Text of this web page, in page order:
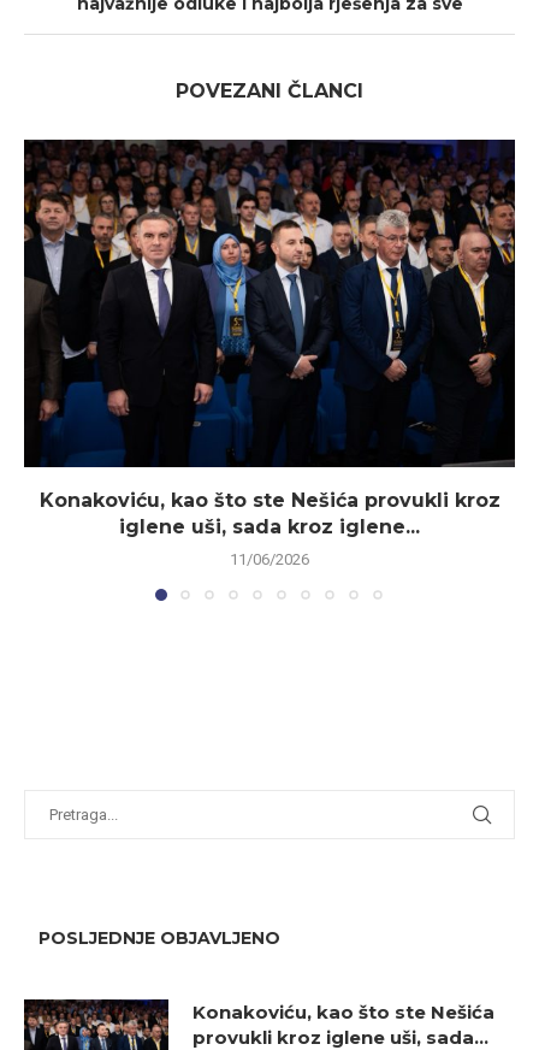
POVEZANI ČLANCI
Konakoviću, kao što ste Nešića provukli kroz
iglene uši, sada kroz iglene...
11/06/2026
POSLJEDNJE OBJAVLJENO
Konakoviću, kao što ste Nešića
provukli kroz iglene uši, sada...